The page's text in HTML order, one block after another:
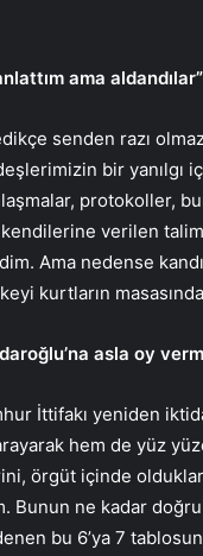
ama aldandılar”
senden razı
bir yanılgı
protokoller,
verilen
Ama nedense
kurtların
asla oy
İttifakı yeniden
hem de yüz
örgüt içinde
Bunun ne kadar
bu 6’ya 7